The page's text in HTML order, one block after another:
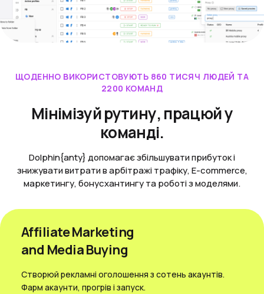
ЩОДЕННО ВИКОРИСТОВУЮТЬ 860 ТИСЯЧ ЛЮДЕЙ ТА
2200 КОМАНД
Мінімізуй рутину, працюй у
команді.
Dolphin{anty} допомагає збільшувати прибуток і
знижувати витрати в арбітражі трафіку, E-commerce,
маркетингу, бонусхантингу та роботі з моделями.
Affiliate Marketing
and Media Вuying
Створюй рекламні оголошення з сотень акаунтів.
Фарм акаунти, прогрів і запуск.